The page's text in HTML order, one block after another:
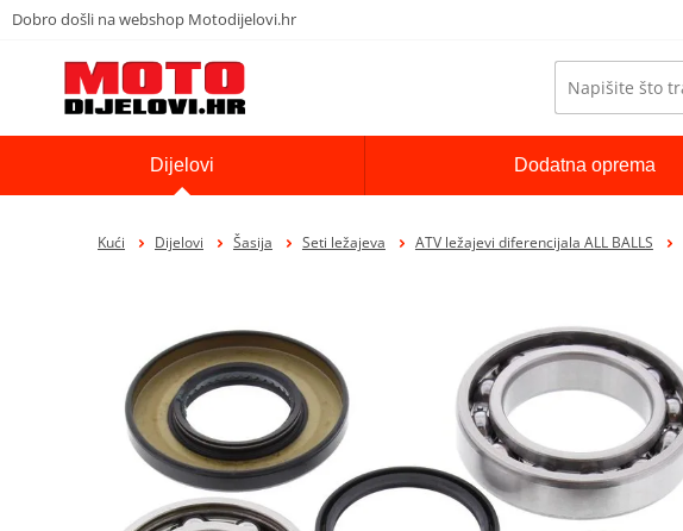
Dobro došli na webshop Motodijelovi.hr
Dijelovi Dodatna oprema
Kući Dijelovi Šasija Seti ležajeva ATV ležajevi diferencijala ALL BALLS